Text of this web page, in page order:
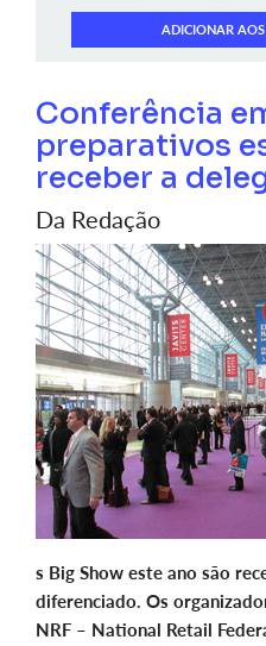
ADICIONAR
Conferência
preparativos
receber a
Da Redação
s Big Show este ano são
diferenciado. Os
NRF – National Retail